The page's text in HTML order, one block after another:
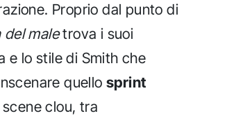
Proprio dal punto di
del maletrova i suoi
e lo stile di Smith che
quello sprint
clou, tra